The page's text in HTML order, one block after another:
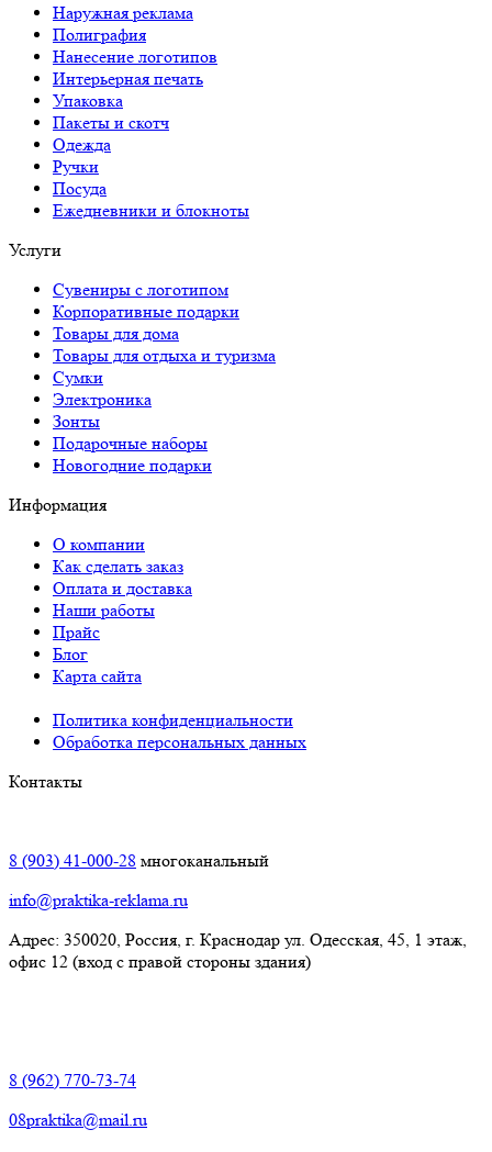
Наружная реклама
Полиграфия
Нанесение логотипов
Интерьерная печать
Упаковка
Пакеты и скотч
Одежда
Ручки
Посуда
Ежедневники и блокноты
Услуги
Сувениры с логотипом
Корпоративные подарки
Товары для дома
Товары для отдыха и туризма
Сумки
Электроника
Зонты
Подарочные наборы
Новогодние подарки
Информация
О компании
Как сделать заказ
Оплата и доставка
Наши работы
Прайс
Блог
Карта сайта
Политика конфиденциальности
Обработка персональных данных
Контакты
8 (903) 41-000-28 многоканальный
info@praktika-reklama.ru
Адрес: 350020, Россия, г. Краснодар ул. Одесская, 45, 1 этаж,
офис 12 (вход с правой стороны здания)
8 (962) 770-73-74
08praktika@mail.ru